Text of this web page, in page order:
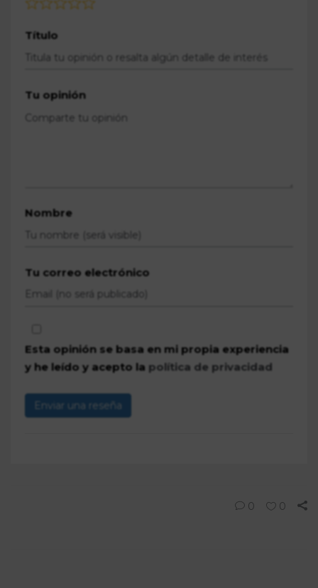
Título
Tu opinión
Nombre
Tu correo electrónico
Esta opinión se basa en mi propia experiencia
y he leído y acepto la política de privacidad
Enviar una reseña
0 0